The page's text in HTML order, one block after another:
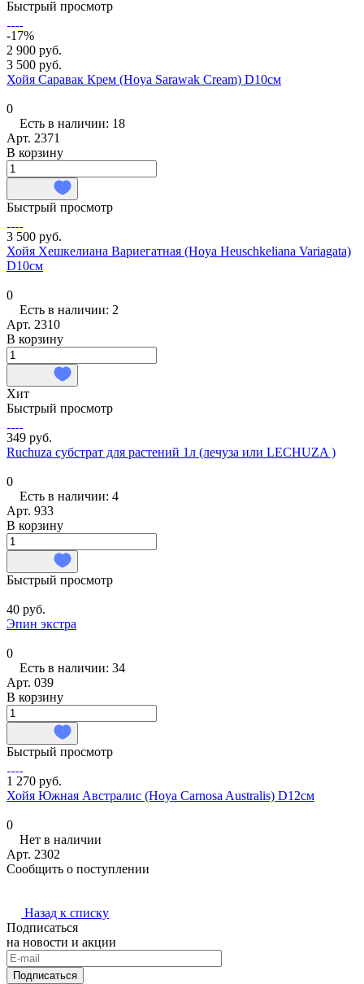
Быстрый просмотр
-17%
2 900 руб.
3 500 руб.
Хойя Саравак Крем (Hoya Sarawak Cream) D10см
0
Есть в наличии: 18
Арт. 2371
В корзину
Быстрый просмотр
3 500 руб.
Хойя Хешкелиана Вариегатная (Hoya Heuschkeliana Variagata)
D10см
0
Есть в наличии: 2
Арт. 2310
В корзину
Хит
Быстрый просмотр
349 руб.
Ruchuza субстрат для растений 1л (лечуза или LECHUZA )
0
Есть в наличии: 4
Арт. 933
В корзину
Быстрый просмотр
40 руб.
Эпин экстра
0
Есть в наличии: 34
Арт. 039
В корзину
Быстрый просмотр
1 270 руб.
Хойя Южная Австралис (Hoya Carnosa Australis) D12см
0
Нет в наличии
Арт. 2302
Сообщить о поступлении
Назад к списку
Подписаться
на новости и акции
Подписаться